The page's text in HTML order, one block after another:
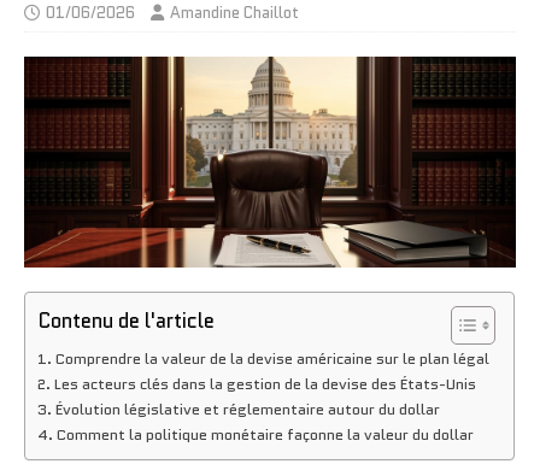
01/06/2026 Amandine Chaillot
Contenu de l'article
Comprendre la valeur de la devise américaine sur le plan légal
Les acteurs clés dans la gestion de la devise des États-Unis
Évolution législative et réglementaire autour du dollar
Comment la politique monétaire façonne la valeur du dollar